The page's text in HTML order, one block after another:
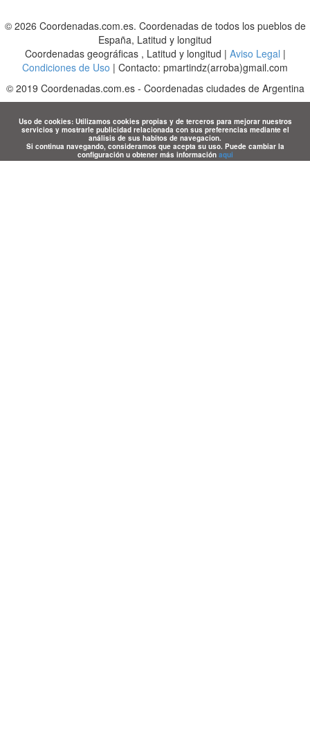
© 2026 Coordenadas.com.es. Coordenadas de todos los pueblos de
España, Latitud y longitud
Coordenadas geográficas , Latitud y longitud | Aviso Legal |
Condiciones de Uso | Contacto: pmartindz(arroba)gmail.com
© 2019 Coordenadas.com.es- Coordenadas ciudades de Argentina
Uso de cookies: Utilizamos cookies propias y de terceros para mejorar nuestros
servicios y mostrarle publicidad relacionada con sus preferencias mediante el
análisis de sus habitos de navegacion.
Si continua navegando, consideramos que acepta su uso. Puede cambiar la
configuración u obtener más información aqui